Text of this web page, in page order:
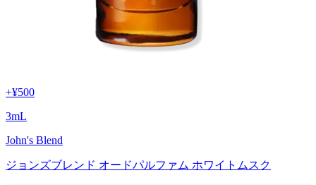
+¥500
3mL
John's Blend
ジョンズブレンド オードパルファム ホワイトムスク